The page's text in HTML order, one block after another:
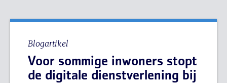
Blogartikel
Voor sommige inwoners stopt
de digitale dienstverlening bij